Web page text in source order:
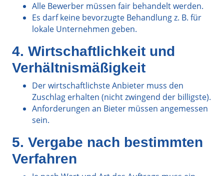
Alle Bewerber müssen fair behandelt werden.
Es darf keine bevorzugte Behandlung z. B. für
lokale Unternehmen geben.
4. Wirtschaftlichkeit und
Verhältnismäßigkeit
Der wirtschaftlichste Anbieter muss den
Zuschlag erhalten (nicht zwingend der billigste).
Anforderungen an Bieter müssen angemessen
sein.
5. Vergabe nach bestimmten
Verfahren